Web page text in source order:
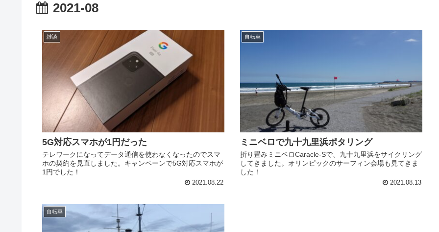
2021-08
雑談
5G対応スマホが1円だった
テレワークになってデータ通信を使わなくなったのでスマ
ホの契約を見直しました。キャンペーンで5G対応スマホが
1円でした！
2021.08.22
自転車
ミニベロで九十九里浜ポタリング
折り畳みミニベロCaracle-Sで、九十九里浜をサイクリング
してきました。オリンピックのサーフィン会場も見てきま
した！
2021.08.13
自転車